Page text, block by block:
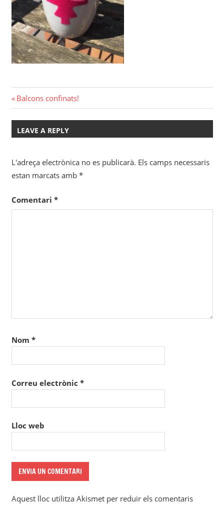
Navegació
d'entrades
Previous
Post:
Balcons confinats!
LEAVE A REPLY
L'adreça electrònica no es publicarà. Els camps necessaris
estan marcats amb *
Comentari *
Nom *
Correu electrònic *
Lloc web
Aquest lloc utilitza Akismet per reduir els comentaris